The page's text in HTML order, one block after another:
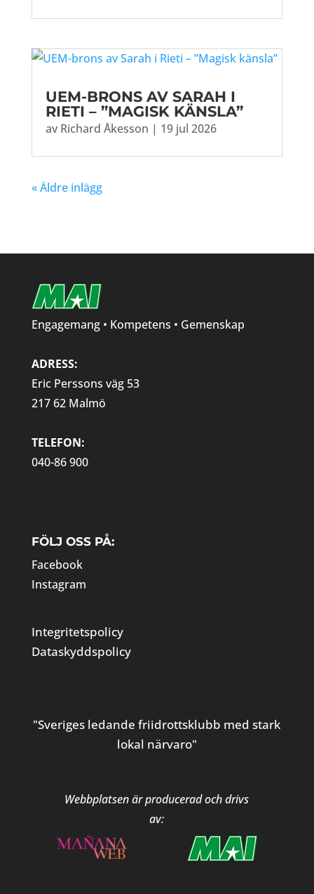
UEM-BRONS AV SARAH I
RIETI – ”MAGISK KÄNSLA”
av Richard Åkesson | 19 jul 2026
« Äldre inlägg
Engagemang • Kompetens • Gemenskap
ADRESS:
Eric Perssons väg 53
217 62 Malmö
TELEFON:
040-86 900
FÖLJ OSS PÅ:
Facebook
Instagram
Integritetspolicy
Dataskyddspolicy
"Sveriges ledande friidrottsklubb med stark
lokal närvaro"
Webbplatsen är producerad och drivs
av: